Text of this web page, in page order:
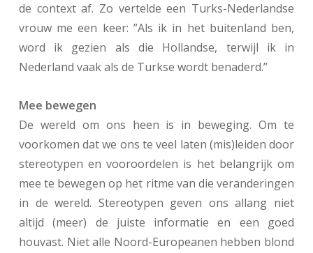
de context af. Zo vertelde een Turks-Nederlandse
vrouw me een keer: ”Als ik in het buitenland ben,
word ik gezien als die Hollandse, terwijl ik in
Nederland vaak als de Turkse wordt benaderd.”
Mee bewegen
De wereld om ons heen is in beweging. Om te
voorkomen dat we ons te veel laten (mis)leiden door
stereotypen en vooroordelen is het belangrijk om
mee te bewegen op het ritme van die veranderingen
in de wereld. Stereotypen geven ons allang niet
altijd (meer) de juiste informatie en een goed
houvast. Niet alle Noord-Europeanen hebben blond